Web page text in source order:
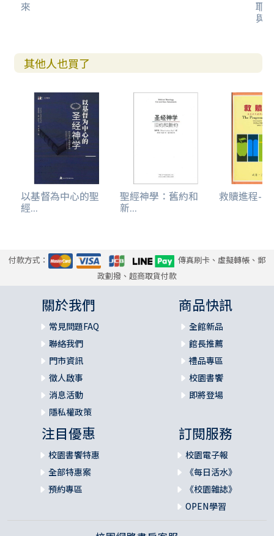
來 耶
與
其他人也買了
以基督為中心的聖
經...
聖經神學：舊約和
新...
救贖進程--
付款方式：
傳真刷卡、虛擬轉帳、郵
政劃撥、超商取貨付款
關於我們
常見問題FAQ
聯絡我們
門市資訊
徵人啟事
消息活動
隱私權政策
商品快訊
全館新品
館長推薦
禮品專區
校園書饗
即將登場
注目優惠
校園書饗特惠
全部特惠案
預約專區
訂閱服務
校園電子報
《每日活水》
《校園雜誌》
OPEN學習